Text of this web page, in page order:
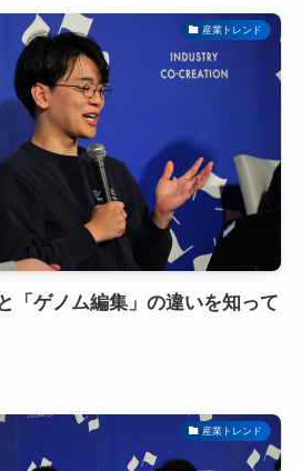
産業トレンド
「ゲノム編集」の違いを知って
産業トレンド